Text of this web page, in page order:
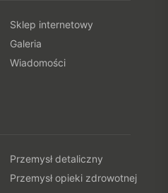
Sklep internetowy
Galeria
Wiadomości
Przemysł detaliczny
Przemysł opieki zdrowotnej